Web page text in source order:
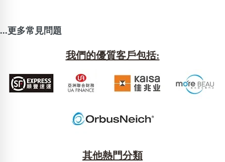
...更多常見問題
我們的優質客戶包括:
其他熱門分類